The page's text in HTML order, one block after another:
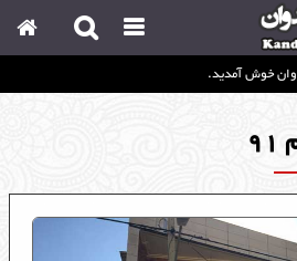
خوش آمدید.